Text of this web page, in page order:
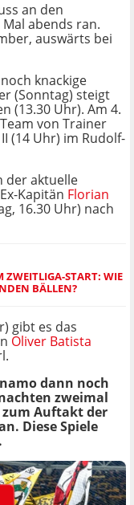
an den
abends ran.
auswärts bei
knackige
(Sonntag) steigt
(13.30 Uhr). Am 4.
von Trainer
(14 Uhr) im Rudolf-
der aktuelle
Kapitän Florian
16.30 Uhr) nach
ZWEITLIGA-START: WIE
BÄLLEN?
gibt es das
Oliver Batista
dann noch
zweimal
zum Auftakt der
Diese Spiele